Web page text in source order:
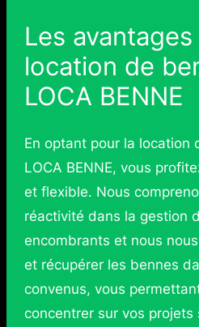
Les
location de
LOCA BENNE
En optant pour la location
LOCA BENNE, vous
et flexible. Nous
réactivité dans la gestion
encombrants et nous
et récupérer les bennes
convenus, vous
concentrer sur vos projets